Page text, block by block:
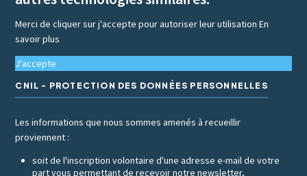
Merci de cliquer sur j'accepte pour autoriser leur utilisationEn
savoir plus
J'accepte
CNIL - PROTECTION DES DONNÉES PERSONNELLES
Les informations que nous sommes amenés à recueillir
proviennent :
soit de l'inscription volontaire d'une adresse e-mail de votre
part vous permettant de recevoir notre newsletter,